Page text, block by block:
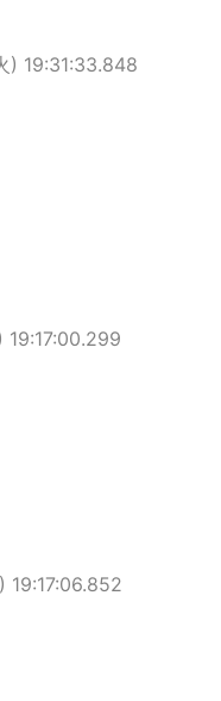
) 19:31:33.848